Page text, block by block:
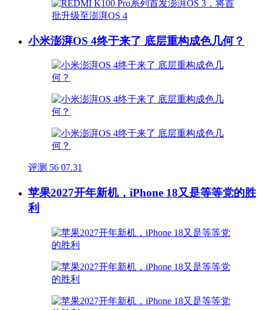
小米澎湃OS 4终于来了 底层重构成色几何？
评测 56 07.31
苹果2027开年新机，iPhone 18又是等等党的胜
利